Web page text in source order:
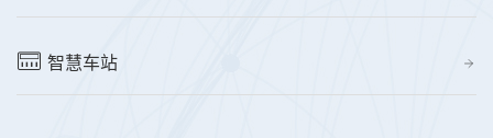
智慧车站